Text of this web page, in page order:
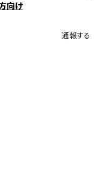
向け
通報する